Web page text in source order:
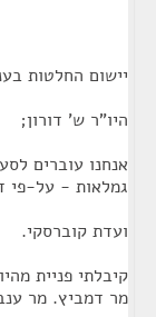
יישום החלטות
היו"ר ש' דורון;
גמלאות - על-פי
ועדת קוברסקי.
קיבלתי פניית
מר דמביץ. מר